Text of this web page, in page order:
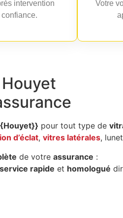
intervention
Votre
Houyet
pour tout type de
d’éclat, vitres latérales,
de votre assurance :
service rapide et homologué